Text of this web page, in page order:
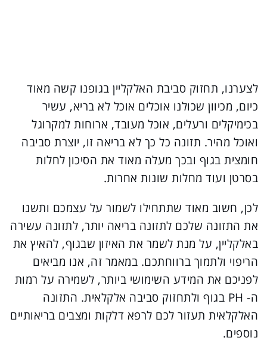
לצערנו, תחזוק סביבת האלקליין בגופנו קשה מאוד
כיום, מכיוון שכולנו אוכלים אוכל לא בריא, עשיר
בכימיקלים ורעלים, אוכל מעובד, ארוחות למקרוגל
ואוכל מהיר. תזונה כל כך לא בריאה זו, יוצרת סביבה
חומצית בגוף ובכך מעלה מאוד את הסיכון לחלות
בסרטן ועוד מחלות שונות אחרות.
לכן, חשוב מאוד שתתחילו לשמור על עצמכם ותשנו
את התזונה שלכם לתזונה בריאה יותר, לתזונה עשירה
באלקליין, על מנת לשמר את האיזון שבגוף, להאיץ את
הריפוי ולתמוך ברווחתכם. במאמר זה, אנו מביאים
לפניכם את המידע השימושי ביותר, לשמירה על רמות
ה- PH בגוף ולתחזוק סביבה אלקלאית. התזונה
האלקלאית תעזור לכם לרפא דלקות ומצבים בריאותיים
נוספים.